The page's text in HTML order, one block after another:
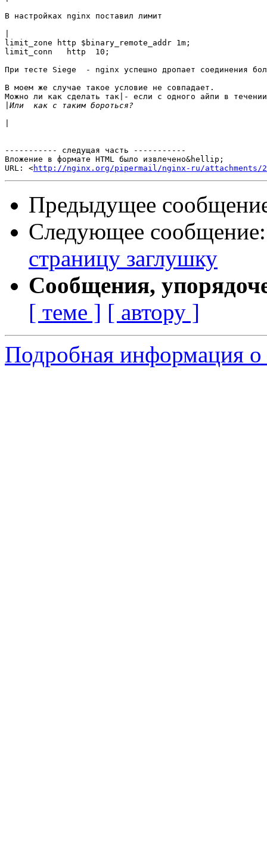
В настройках nginx поставил лимит
limit_zone http $binary_remote_addr 1m;
limit_conn   http  10;
При тесте Siege  - nginx успешно дропает соединения
В моем же случае такое условие не совпадает.
Можно ли как сделать так|- если с одного айпи в
----------- следущая часть -----------
Вложение в формате HTML было извлечено&hellip;
URL: <http://nginx.org/pipermail/nginx-ru/attachments/
Предыдущее
Следующее
страницу заглушку
Сообщения,
[ теме ] [ автору ]
Подробная информация